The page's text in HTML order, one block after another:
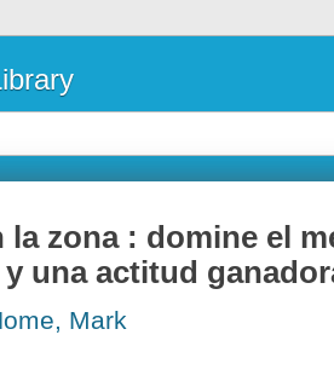
la zona : domine el
una actitud
Mark